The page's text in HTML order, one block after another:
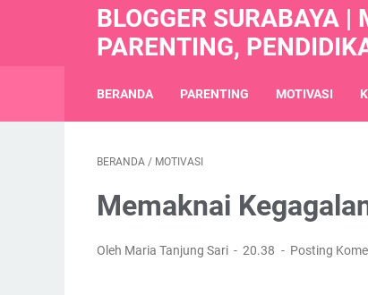
BLOGGER SURABAYA |
PARENTING,
BERANDA PARENTING MOTIVASI
BERANDA / MOTIVASI
Memaknai
Oleh Maria Tanjung Sari 20.38 Posting